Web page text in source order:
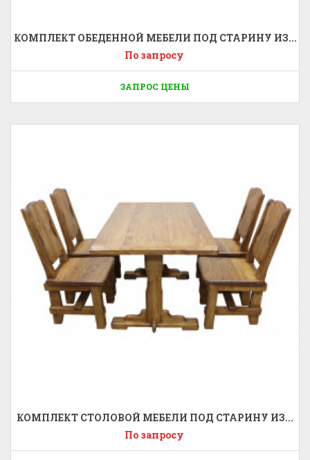
КОМПЛЕКТ ОБЕДЕННОЙ МЕБЕЛИ ПОД СТАРИНУ ИЗ...
По запросу
ЗАПРОС ЦЕНЫ
КОМПЛЕКТ СТОЛОВОЙ МЕБЕЛИ ПОД СТАРИНУ ИЗ...
По запросу